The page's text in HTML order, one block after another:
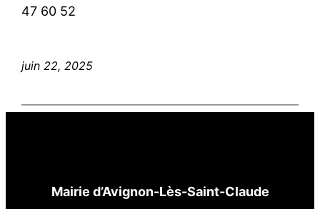
47 60 52
juin 22, 2025
Mairie d’Avignon-Lès-Saint-Claude